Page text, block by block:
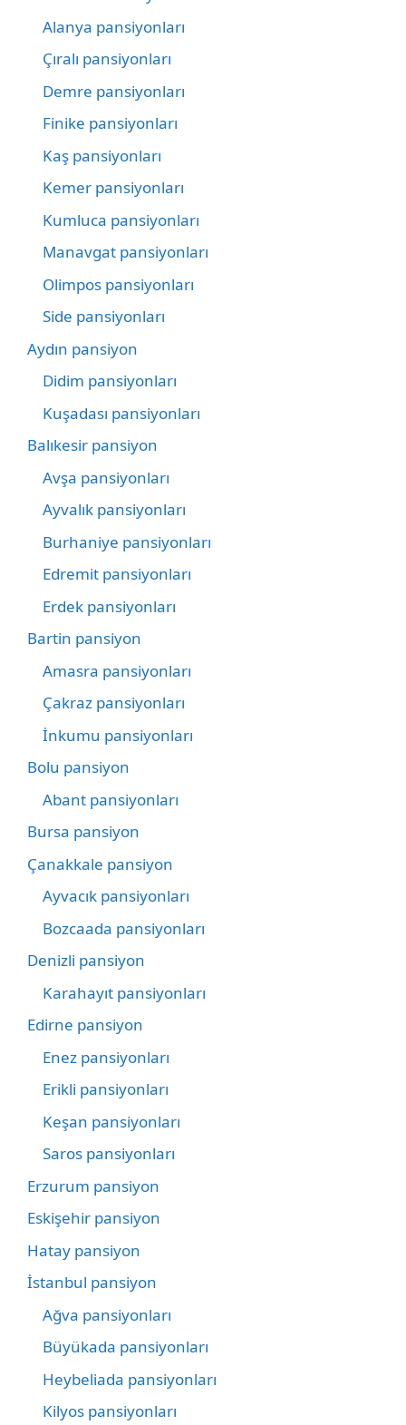
Alanya pansiyonları
Çıralı pansiyonları
Demre pansiyonları
Finike pansiyonları
Kaş pansiyonları
Kemer pansiyonları
Kumluca pansiyonları
Manavgat pansiyonları
Olimpos pansiyonları
Side pansiyonları
Aydın pansiyon
Didim pansiyonları
Kuşadası pansiyonları
Balıkesir pansiyon
Avşa pansiyonları
Ayvalık pansiyonları
Burhaniye pansiyonları
Edremit pansiyonları
Erdek pansiyonları
Bartin pansiyon
Amasra pansiyonları
Çakraz pansiyonları
İnkumu pansiyonları
Bolu pansiyon
Abant pansiyonları
Bursa pansiyon
Çanakkale pansiyon
Ayvacık pansiyonları
Bozcaada pansiyonları
Denizli pansiyon
Karahayıt pansiyonları
Edirne pansiyon
Enez pansiyonları
Erikli pansiyonları
Keşan pansiyonları
Saros pansiyonları
Erzurum pansiyon
Eskişehir pansiyon
Hatay pansiyon
İstanbul pansiyon
Ağva pansiyonları
Büyükada pansiyonları
Heybeliada pansiyonları
Kilyos pansiyonları